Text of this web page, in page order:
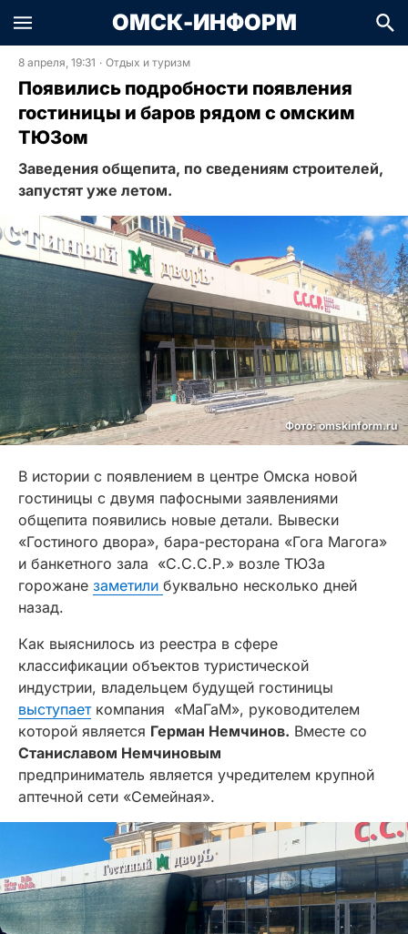
ОМСК-ИНФОРМ
8 апреля, 19:31 · Отдых и туризм
Появились подробности появления
гостиницы и баров рядом с омским
ТЮЗом
Заведения общепита, по сведениям строителей,
запустят уже летом.
Фото: omskinform.ru
В истории с появлением в центре Омска новой
гостиницы с двумя пафосными заявлениями
общепита появились новые детали. Вывески
«Гостиного двора», бара-ресторана «Гога Магога»
и банкетного зала «С.С.С.Р.» возле ТЮЗа
горожане заметили буквально несколько дней
назад.
Как выяснилось из реестра в сфере
классификации объектов туристической
индустрии, владельцем будущей гостиницы
выступаеткомпания «МаГаМ», руководителем
которой является Герман Немчинов. Вместе со
Станиславом Немчиновым
предприниматель является учредителем крупной
аптечной сети «Семейная».